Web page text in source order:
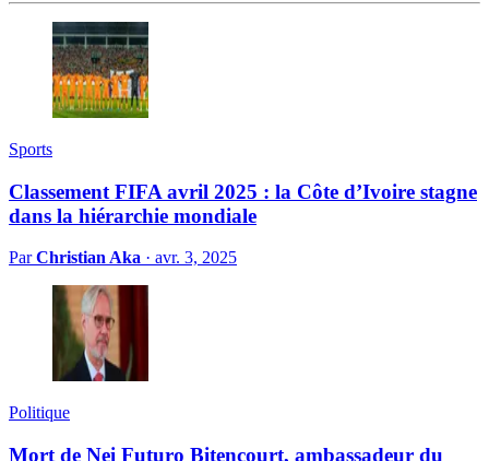
Sports
Classement FIFA avril 2025 : la Côte d’Ivoire stagne
dans la hiérarchie mondiale
ParChristian Aka · avr. 3, 2025
Politique
Mort de Nei Futuro Bitencourt, ambassadeur du